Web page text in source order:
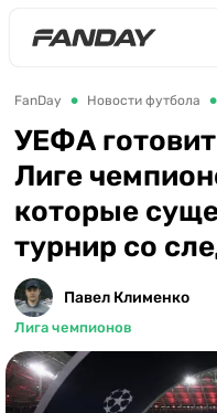
FanDay Новости футбола
УЕФА
Лиге
которые
турнир со
Павел Клименко
Лига чемпионов